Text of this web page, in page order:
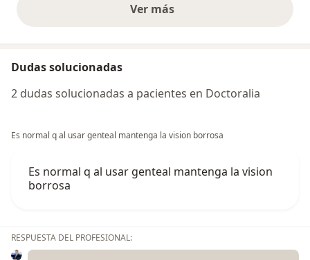
Ver másopiniones anteriores
Dudas solucionadas
2 dudas solucionadas a pacientes en Doctoralia
Es normal q al usar genteal mantenga la vision borrosa
Es normal q al usar genteal mantenga la vision
borrosa
RESPUESTA DEL PROFESIONAL: